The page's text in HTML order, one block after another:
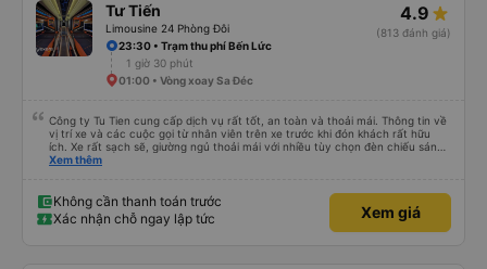
Tư Tiến
Limousine 24 Phòng Đôi
4.9
(813 đánh giá)
23:30 • Trạm thu phí Bến Lức
1 giờ 30 phút
01:00 • Vòng xoay Sa Đéc
Công ty Tu Tien cung cấp dịch vụ rất tốt, an toàn và thoải mái. Thông tin về
vị trí xe và các cuộc gọi từ nhân viên trên xe trước khi đón khách rất hữu
ích. Xe rất sạch sẽ, giường ngủ thoải mái với nhiều tùy chọn đèn chiếu sáng
và cổng USB được đặt ở vị trí thuận tiện. Nhân viên rất lịch sự và xe đến
Xem thêm
Không cần thanh toán trước
Xác nhận chỗ ngay lập tức
Xem giá